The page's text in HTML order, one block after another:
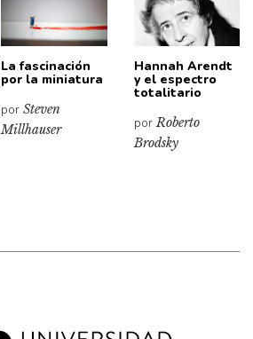
La fascinación
por la miniatura
porSteven
Millhauser
Hannah Arendt
y el espectro
totalitario
porRoberto
Brodsky